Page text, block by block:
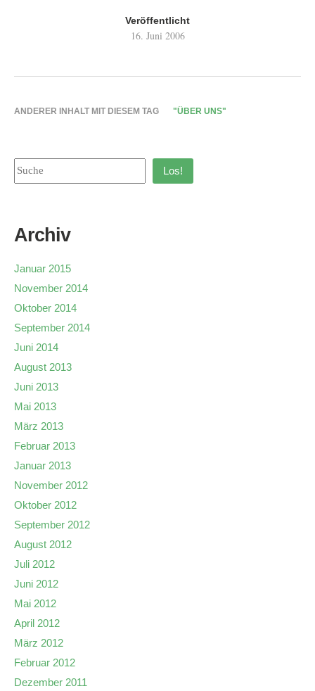
Veröffentlicht
16. Juni 2006
ANDERER INHALT MIT DIESEM TAG "ÜBER UNS"
Los!
Archiv
Januar 2015
November 2014
Oktober 2014
September 2014
Juni 2014
August 2013
Juni 2013
Mai 2013
März 2013
Februar 2013
Januar 2013
November 2012
Oktober 2012
September 2012
August 2012
Juli 2012
Juni 2012
Mai 2012
April 2012
März 2012
Februar 2012
Dezember 2011